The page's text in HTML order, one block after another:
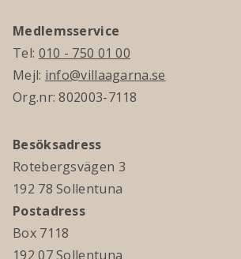
Medlemsservice
Tel: 010 - 750 01 00
Mejl: info@villaagarna.se
Org.nr: 802003-7118
Besöksadress
Rotebergsvägen 3
192 78 Sollentuna
Postadress
Box 7118
192 07 Sollentuna